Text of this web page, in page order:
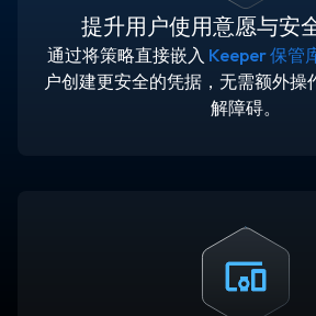
提升用户使用意愿与安
通过将策略直接嵌入 Keeper 保管
户创建更安全的凭据，无需额外操
解障碍。